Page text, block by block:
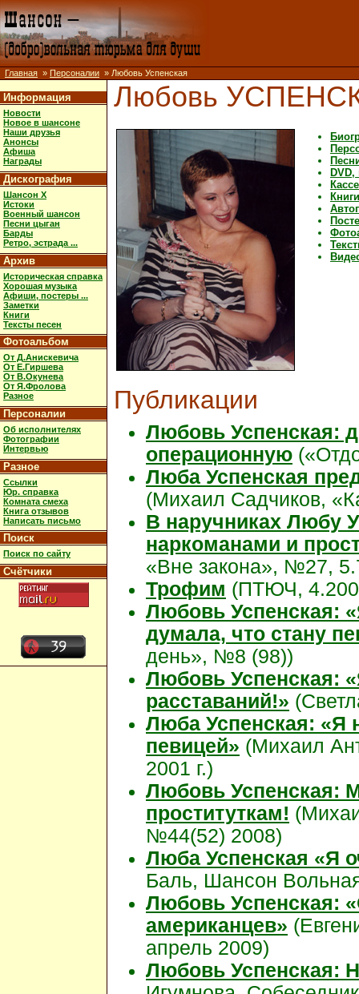
Главная » Персоналии » Любовь Успенская
Информация
Новости
Новое в шансоне
Наши друзья
Анонсы
Афиша
Награды
Дискография
Шансон X
Истоки
Военный шансон
Песни цыган
Барды
Ретро, эстрада ...
Архив
Историческая справка
Хорошая музыка
Афиши, постеры ...
Заметки
Книги
Тексты песен
Фотоальбом
От Д.Анискевича
От Е.Гиршева
От В.Окунева
От Я.Фролова
Разное
Персоналии
Об исполнителях
Фотографии
Интервью
Разное
Ссылки
Юр. справка
Комната смеха
Книга отзывов
Написать письмо
Поиск
Поиск по сайту
Счётчики
Любовь
Книги
Публикации
Любовь Успенская:
операционную
Люба Успенская
(Михаил Садчиков,
В наручниках Любу
наркоманами и
«Вне закона», №27,
Трофим (ПТЮЧ,
Любовь Успенская:
думала, что стану
день», №8 (98))
Любовь Успенская:
расставаний!»
Люба Успенская: «Я
певицей» (Михаил
2001 г.)
Любовь Успенская:
проституткам!
№44(52) 2008)
Люба Успенская «Я
Баль, Шансон
Любовь Успенская:
американцев»
апрель 2009)
Любовь Успенская: